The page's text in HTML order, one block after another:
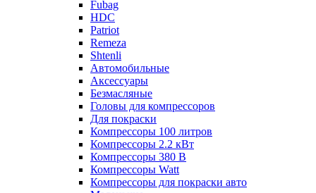
Fubag
HDC
Patriot
Remeza
Shtenli
Автомобильные
Аксессуары
Безмасляные
Головы для компрессоров
Для покраски
Компрессоры 100 литров
Компрессоры 2.2 кВт
Компрессоры 380 В
Компрессоры Watt
Компрессоры для покраски авто